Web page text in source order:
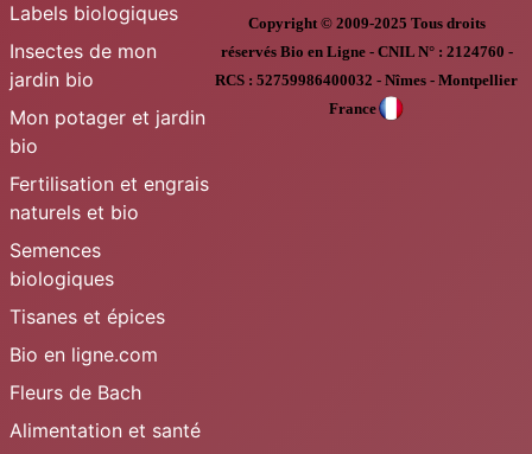
Labels biologiques
Insectes de mon
jardin bio
Mon potager et jardin
bio
Fertilisation et engrais
naturels et bio
Semences
biologiques
Tisanes et épices
Bio en ligne.com
Fleurs de Bach
Alimentation et santé
Copyright © 2009-2025 Tous droits
réservésBio en Ligne - CNIL N° : 2124760 -
RCS : 52759986400032 - Nîmes - Montpellier
France